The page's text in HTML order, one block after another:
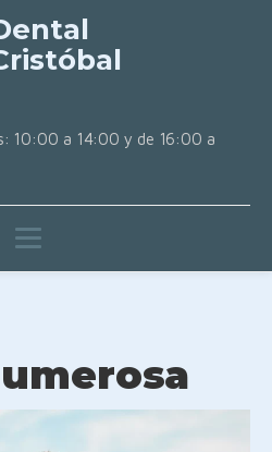
10:00 a 14:00 y de 16:00 a